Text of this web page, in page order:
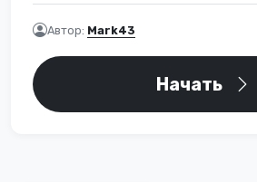
Автор: Mark43
Начать